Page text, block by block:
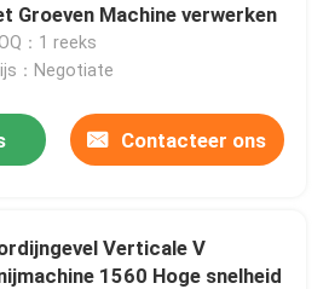
Groeven Machine verwerken
：1 reeks
：Negotiate
Contacteer ons
Verticale V
1560 Hoge snelheid